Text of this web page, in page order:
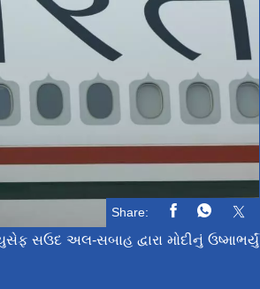
Share:
સઉદ અલ-સબાહ દ્વારા મોદીનું ઉષ્માભર્યું